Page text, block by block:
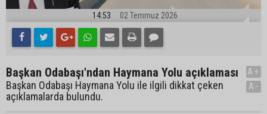
14:53 02 Temmuz 2026
Başkan Odabaşı'ndan Haymana Yolu açıklaması
Başkan Odabaşı Haymana Yolu ile ilgili dikkat çeken
açıklamalarda bulundu.
A+
A-